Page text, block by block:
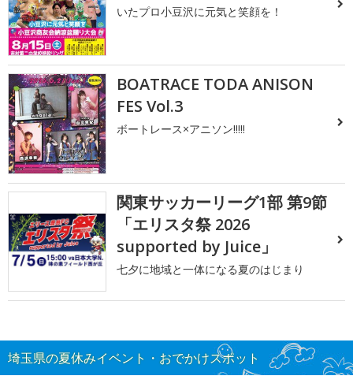
いたプロ小豆沢に元気と笑顔を！
BOATRACE TODA ANISON
FES Vol.3
ボートレース×アニソン!!!!!
関東サッカーリーグ1部 第9節
「エリスタ祭 2026
supported by Juice」
七夕に地域と一体になる夏のはじまり
埼玉県の夏休みイベント・おでかけスポット